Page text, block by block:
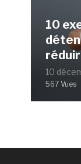
10
10
567 Vues